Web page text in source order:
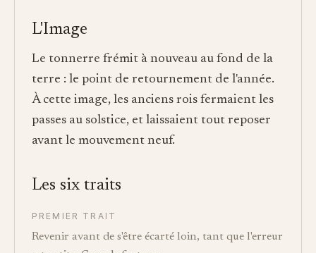
L'Image
Le tonnerre frémit à nouveau au fond de la
terre : le point de retournement de l'année.
À cette image, les anciens rois fermaient les
passes au solstice, et laissaient tout reposer
avant le mouvement neuf.
Les six traits
PREMIER TRAIT
Revenir avant de s'être écarté loin, tant que l'erreur